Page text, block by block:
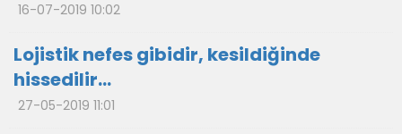
16-07-2019 10:02
Lojistik nefes gibidir, kesildiğinde
hissedilir…
27-05-2019 11:01